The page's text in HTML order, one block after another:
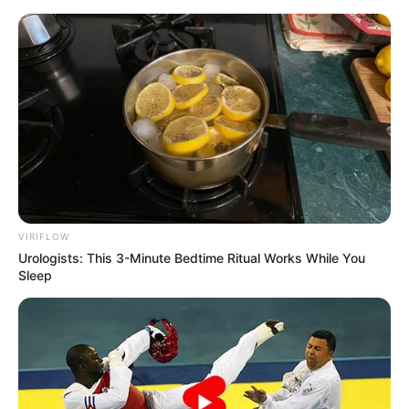
au
contenuLE MEILLEUR PRONOSTIC
La Base du QUINTÉ au Special Tocard du PMU
Menu
PRIX DU PALAIS BOURBON PRONOSTIC
VIRIFLOW
Urologists: This 3-Minute Bedtime Ritual Works While You
Sleep